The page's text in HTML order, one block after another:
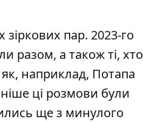
пар. 2023-го
разом, а також ті, хто
наприклад, Потапа
ці розмови були
ще з минулого